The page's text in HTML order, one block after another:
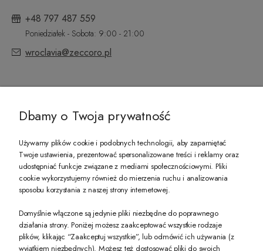
+48 797 487 559
Poniedziałek - Sobota: 9:00 - 21:00
wroclavia@zeccoro.pl
PREZENT DLA CIEBIE!
-10% na pierwsze zakupy na zeccoro.pl Gdy zapiszesz się do naszego
Twoje dane będą przetwarzane zgodnie z nasząpolityką prywatności
Dbamy o Twoja prywatność
Używamy plików cookie i podobnych technologii, aby zapamiętać
Twoje ustawienia, prezentować spersonalizowane treści i reklamy oraz
udostępniać funkcje związane z mediami społecznościowymi. Pliki
cookie wykorzystujemy również do mierzenia ruchu i analizowania
sposobu korzystania z naszej strony internetowej.
Domyślnie włączone są jedynie pliki niezbędne do poprawnego
działania strony. Poniżej możesz zaakceptować wszystkie rodzaje
plików, klikając “Zaakceptuj wszystkie”, lub odmówić ich używania (z
wyjątkiem niezbędnych). Możesz też dostosować pliki do swoich